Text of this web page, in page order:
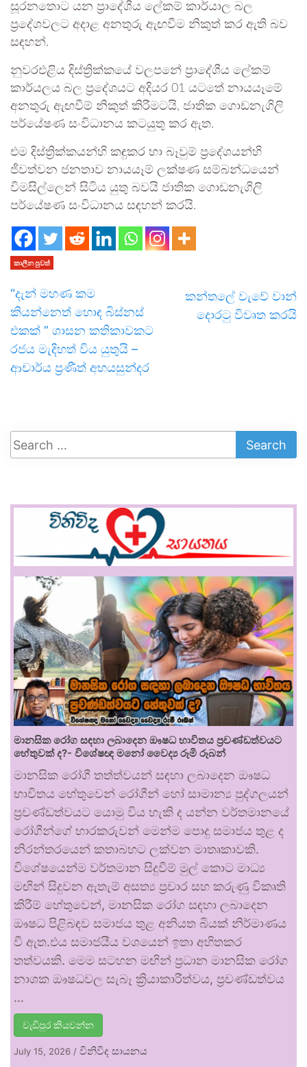
සූරනතොට යන ප්‍රාදේශීය ලේකම් කාර්යාල බල
ප්‍රදේශවලට අදාළ අනතුරු ඇඟවීම නිකුත් කර ඇති බව
සඳහන්.
නුවරඑළිය දිස්ත්‍රික්කයේ වලපනේ ප්‍රාදේශීය ලේකම්
කාර්යලය බල ප්‍රදේශයට අදියර 01 යටතේ නායයෑමේ
අනතුරු ඇඟවීම් නිකුත් කිරීමටයි, ජාතික ගොඩනැගිලි
පර්යේෂණ සංවිධානය කටයුතු කර ඇත.
එම දිස්ත්‍රික්කයන්හි කඳුකර හා බෑවුම් ප්‍රදේශයන්හි
ජීවත්වන ජනතාව නායයෑම් ලක්ෂණ සම්බන්ධයෙන්
විමසිල්ලෙන් සිටිය යුතු බවයි ජාතික ගොඩනැගිලි
පර්යේෂණ සංවිධානය සඳහන් කරයි.
කාලීන පුවත්
“දැන් මහණ කම
කියන්නෙත් හොඳ බිස්නස්
එකක් ” ශාසන කතිකාවකට
රජය මැදිහත් විය යුතුයි –
ආචාර්ය ප්‍රණීත් අභයසුන්දර
කන්තලේ වැවේ වාන්
දොරටු විවෘත කරයි
මානසික රෝග සඳහා ලබාදෙන ඖෂධ භාවිතය ප්‍රචණ්ඩත්වයට
හේතුවක් ද?- විශේෂඥ මනෝ වෛද්‍ය රූමි රූබන්
මානසික රෝගී තත්ත්වයන් සඳහා ලබාදෙන ඖෂධ
භාවිතය හේතුවෙන් රෝගීන් හෝ සාමාන්‍ය පුද්ගලයන්
ප්‍රචණ්ඩත්වයට යොමු විය හැකි ද යන්න වර්තමානයේ
රෝගීන්ගේ භාරකරුවන් මෙන්ම පොදු සමාජය තුළ ද
නිරන්තරයෙන් කතාබහට ලක්වන මාතෘකාවකි.
විශේෂයෙන්ම වර්තමාන සිදුවීම් මුල් කොට මාධ්‍ය
මඟින් සිදුවන ඇතැම් අසත්‍ය ප්‍රචාර සහ කරුණු විකෘති
කිරීම් හේතුවෙන්, මානසික රෝග සඳහා ලබාදෙන
ඖෂධ පිළිබඳව සමාජය තුළ අනියත බියක් නිර්මාණය
වී ඇත.එය සමාජයීය වශයෙන් ඉතා අහිතකර
තත්වයකි. මෙම සටහන මඟින් ප්‍රධාන මානසික රෝග
නාශක ඖෂධවල සැබෑ ක්‍රියාකාරීත්වය, ප්‍රචණ්ඩත්වය
…
වැඩිපුර කියවන්න
July 15, 2026 / විනිවිද සායනය